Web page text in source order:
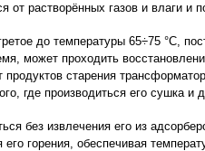
от растворённых газов и влаги и
до температуры 65÷75 °С,
может проходить
старения
где производиться его сушка и
без извлечения его из
горения, обеспечивая